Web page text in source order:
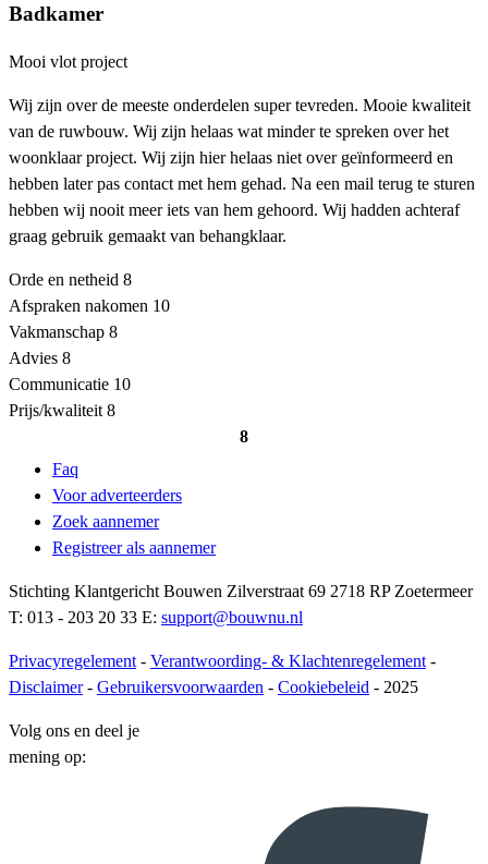
Badkamer
Mooi vlot project
Wij zijn over de meeste onderdelen super tevreden. Mooie kwaliteit
van de ruwbouw. Wij zijn helaas wat minder te spreken over het
woonklaar project. Wij zijn hier helaas niet over geïnformeerd en
hebben later pas contact met hem gehad. Na een mail terug te sturen
hebben wij nooit meer iets van hem gehoord. Wij hadden achteraf
graag gebruik gemaakt van behangklaar.
Orde en netheid 8
Afspraken nakomen 10
Vakmanschap 8
Advies 8
Communicatie 10
Prijs/kwaliteit 8
8
Faq
Voor adverteerders
Zoek aannemer
Registreer als aannemer
Stichting Klantgericht Bouwen Zilverstraat 69 2718 RP Zoetermeer
T: 013 - 203 20 33 E: support@bouwnu.nl
Privacyregelement - Verantwoording- & Klachtenregelement -
Disclaimer- Gebruikersvoorwaarden - Cookiebeleid - 2025
Volg ons en deel je
mening op: